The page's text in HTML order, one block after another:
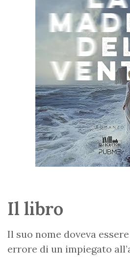
Il libro
Il suo nome doveva
errore di un impiegato